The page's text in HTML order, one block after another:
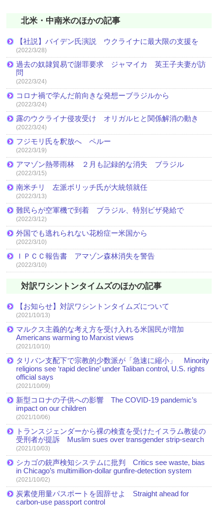
北米・中南米のほかの記事
【社説】バイデン氏演説 ウクライナに最大限の支援を
(2022/3/28)
過去の奴隷貿易で謝罪要求 ジャマイカ 英王子夫妻が訪
問
(2022/3/24)
コロナ禍で学んだ前向きな発想ーブラジルから
(2022/3/24)
露のウクライナ侵攻受け オリガルヒと関係解消の動き
(2022/3/24)
フジモリ氏を釈放へ ペルー
(2022/3/19)
アマゾン熱帯雨林 ２月も記録的な消失 ブラジル
(2022/3/15)
南米チリ 左派ボリッチ氏が大統領就任
(2022/3/13)
難民らが空軍機で到着 ブラジル、特別ビザ発給で
(2022/3/12)
外国でも逃れられない花粉症ー米国から
(2022/3/10)
ＩＰＣＣ報告書 アマゾン森林消失を警告
(2022/3/10)
対訳ワシントンタイムズのほかの記事
【お知らせ】対訳ワシントンタイムズについて
(2021/10/13)
マルクス主義的な考え方を受け入れる米国民が増加
Americans warming to Marxist views
(2021/10/10)
タリバン支配下で宗教的少数派が「急速に縮小」 Minority
religions see ‘rapid decline’ under Taliban control, U.S. rights
official says
(2021/10/09)
新型コロナの子供への影響 The COVID-19 pandemic’s
impact on our children
(2021/10/06)
トランスジェンダーから裸の検査を受けたイスラム教徒の
受刑者が提訴 Muslim sues over transgender strip-search
(2021/10/03)
シカゴの銃声検知システムに批判 Critics see waste, bias
in Chicago’s multimillion-dollar gunfire-detection system
(2021/10/02)
炭素使用量パスポートを固辞せよ Straight ahead for
carbon-use passport control